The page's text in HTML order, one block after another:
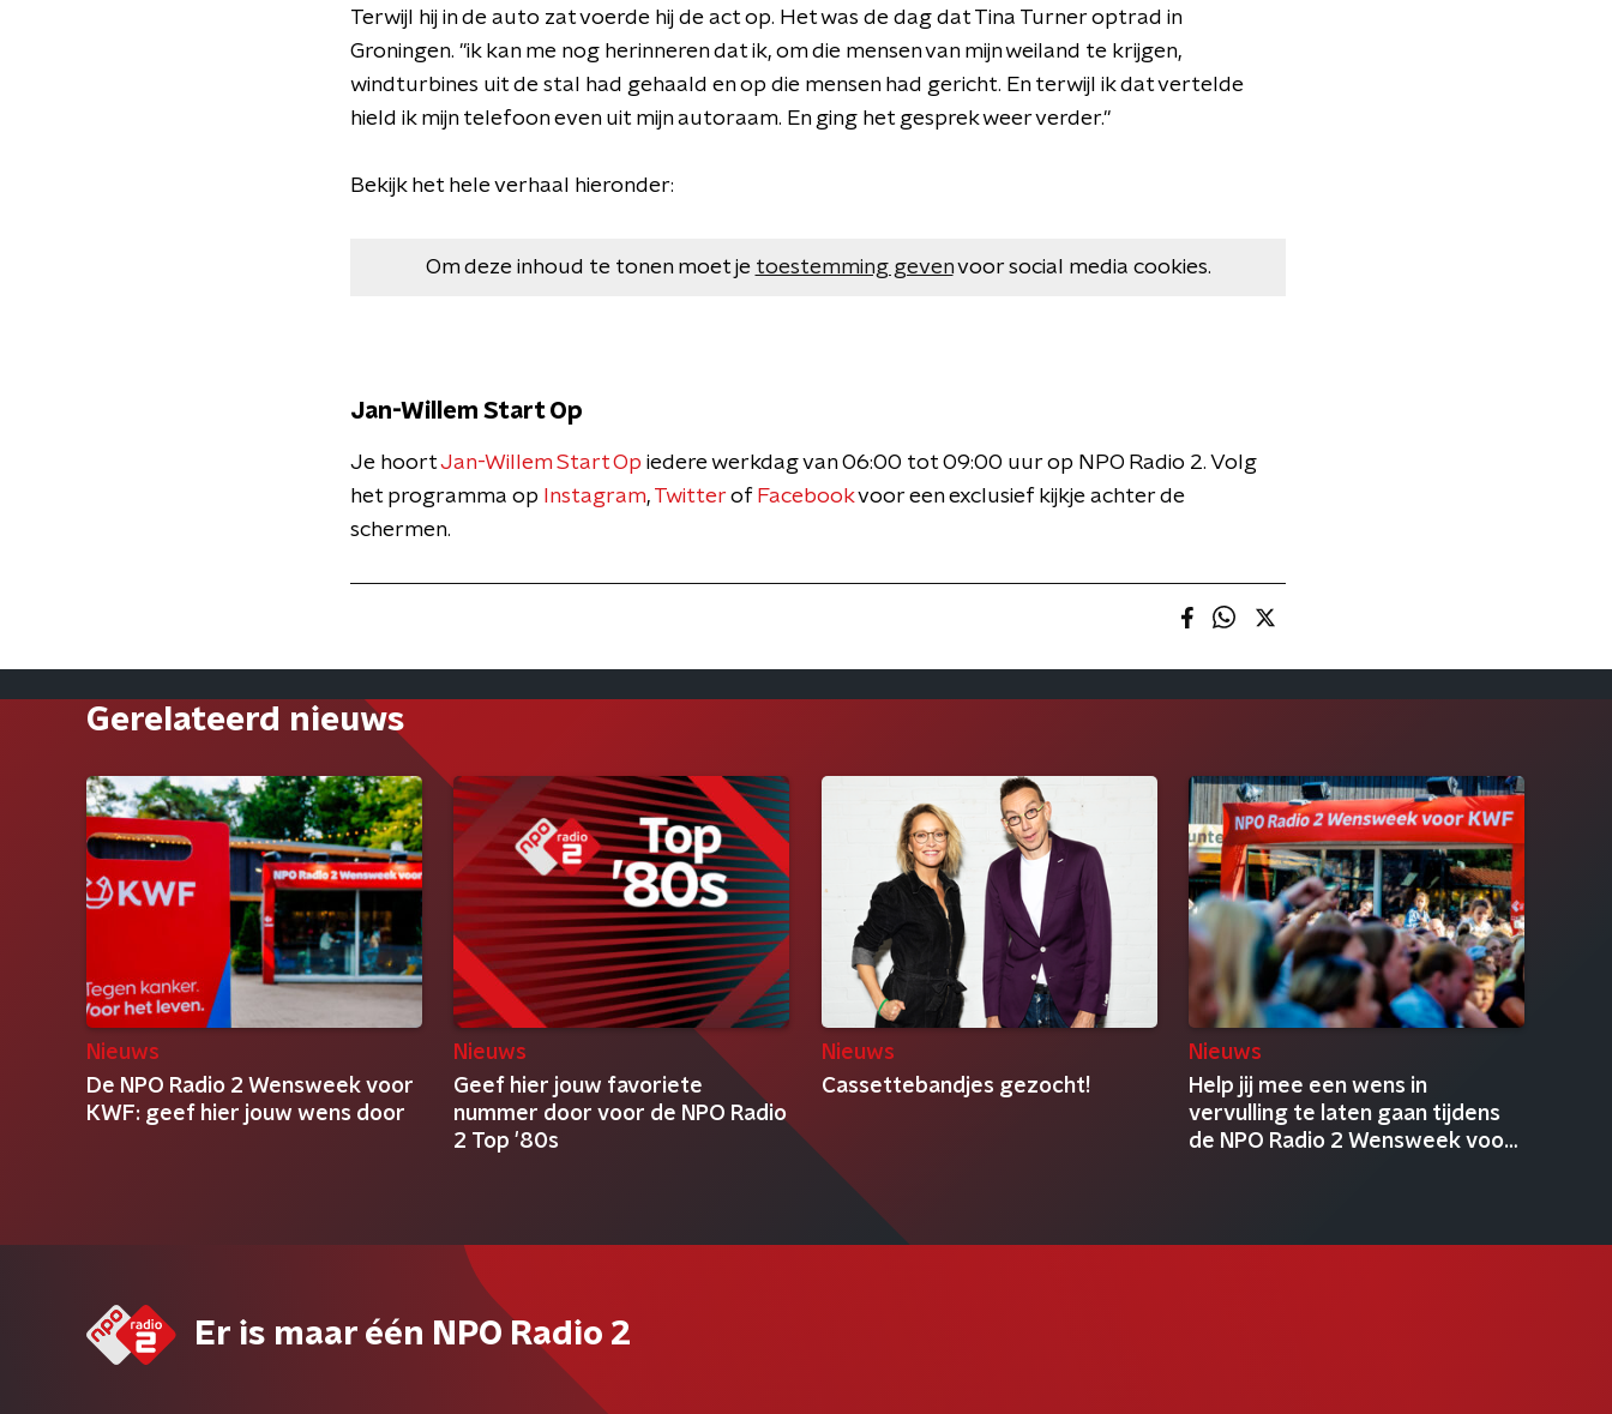
Terwijl hij in de auto zat voerde hij de act op. Het was de dag dat Tina Turner optrad in
Groningen. "ik kan me nog herinneren dat ik, om die mensen van mijn weiland te krijgen,
windturbines uit de stal had gehaald en op die mensen had gericht. En terwijl ik dat vertelde
hield ik mijn telefoon even uit mijn autoraam. En ging het gesprek weer verder."
Bekijk het hele verhaal hieronder:
Om deze inhoud te tonen moet je toestemming gevenvoor social media cookies.
Jan-Willem Start Op
Je hoortJan-Willem Start Op iedere werkdag van 06:00 tot 09:00 uur op NPO Radio 2. Volg
het programma op Instagram, Twitter of Facebookvoor een exclusief kijkje achter de
schermen.
Gerelateerd nieuws
Nieuws
De NPO Radio 2 Wensweek voor
KWF: geef hier jouw wens door
Nieuws
Geef hier jouw favoriete
nummer door voor de NPO Radio
2 Top '80s
Nieuws
Cassettebandjes gezocht!
Nieuws
Help jij mee een wens in
vervulling te laten gaan tijdens
de NPO Radio 2 Wensweek voor
Er is maar één NPO Radio 2